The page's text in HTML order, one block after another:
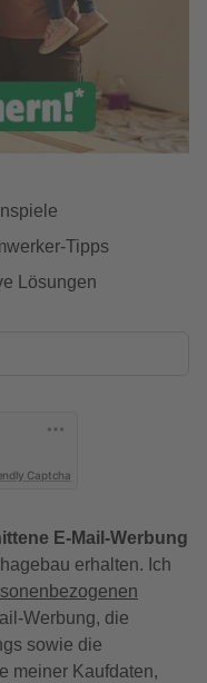
Tipps
Lösungen
Captcha
E-Mail-Werbung
erhalten. Ich
Werbung, die
sowie die
meiner Kaufdaten,